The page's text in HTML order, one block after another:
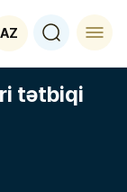
AZ
tətbiqi